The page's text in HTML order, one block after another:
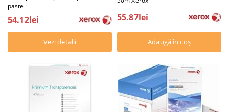
pastel
54.12lei
Vezi detalii
55.87lei